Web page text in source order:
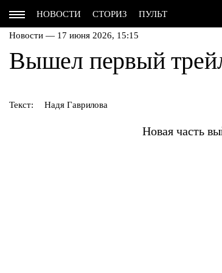
НОВОСТИ СТОРИЗ ПУЛЬТ
Новости — 17 июня 2026, 15:15
Вышел первый
Текст: Надя Гаврилова
Новая часть